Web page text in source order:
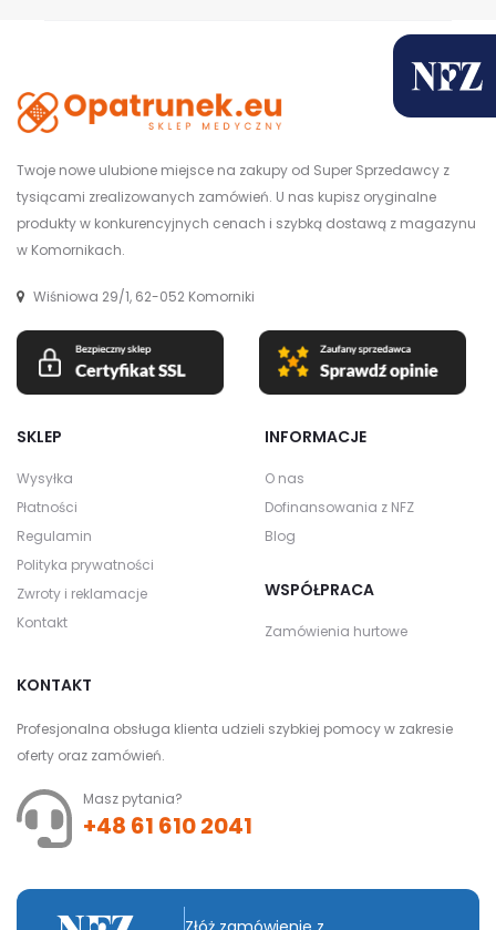
Twoje nowe ulubione miejsce na zakupy od Super Sprzedawcy z
tysiącami zrealizowanych zamówień. U nas kupisz oryginalne
produkty w konkurencyjnych cenach i szybką dostawą z magazynu
w Komornikach.
Wiśniowa 29/1, 62-052 Komorniki
SKLEP
Wysyłka
Płatności
Regulamin
Polityka prywatności
Zwroty i reklamacje
Kontakt
INFORMACJE
O nas
Dofinansowania z NFZ
Blog
WSPÓŁPRACA
Zamówienia hurtowe
KONTAKT
Profesjonalna obsługa klienta udzieli szybkiej pomocy w zakresie
oferty oraz zamówień.
Masz pytania?
+48 61 610 2041